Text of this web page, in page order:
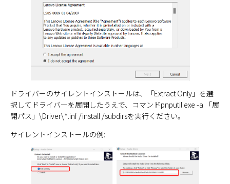
ドライバーのサイレントインストールは、「Extract Only」を選
択してドライバーを展開したうえで、コマンドpnputil.exe -a 「展
開パス」\Driver\*.inf /install /subdirsを実行ください。
サイレントインストールの例: